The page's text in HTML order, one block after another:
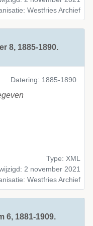
Westfries Archief
8, 1885-1890.
Datering: 1885-1890
Type: XML
2 november 2021
Westfries Archief
6, 1881-1909.